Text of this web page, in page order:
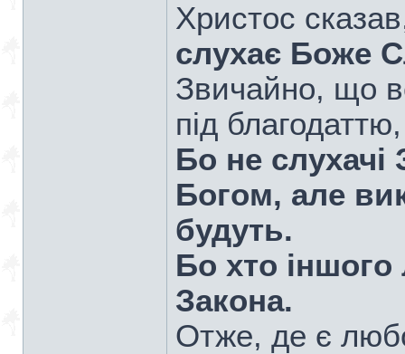
Христос
слухає Боже
Звичайно, що
під
Бо не слухачі
Богом, але
будуть.
Бо хто
Закона.
Отже, де є